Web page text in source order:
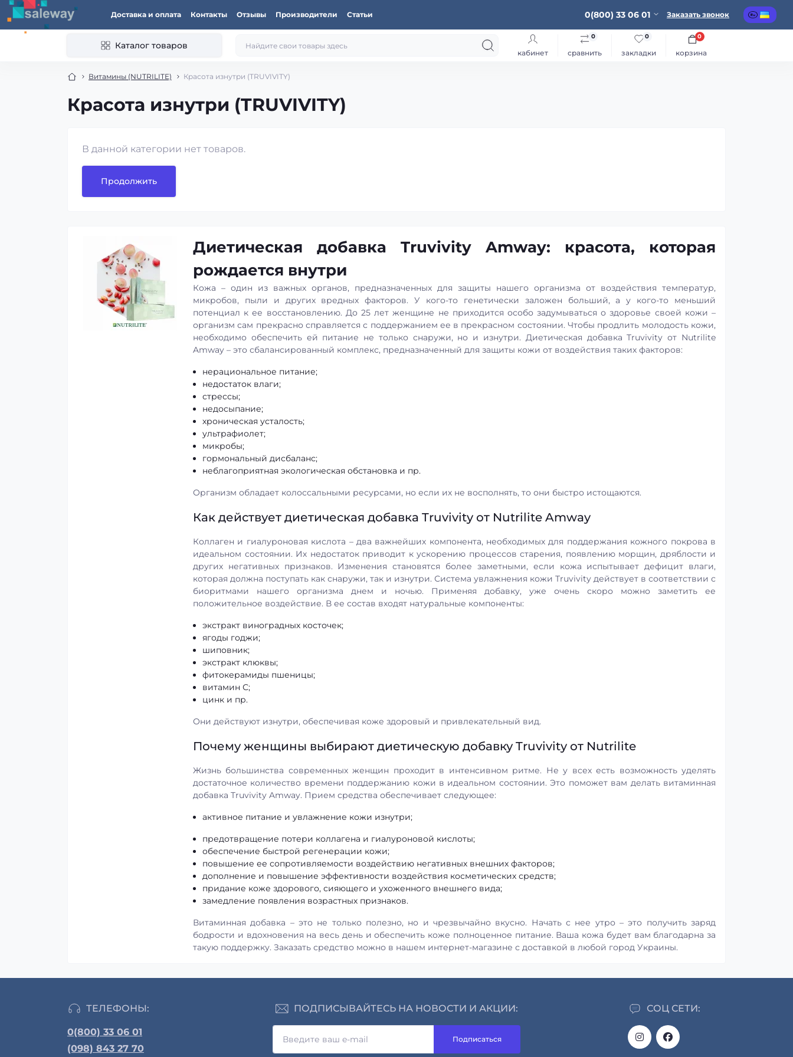
Доставка и оплата Контакты Отзывы Производители Статьи 0(800) 33 06 01 Заказать звонок
Каталог товаров
кабинет сравнить
0
закладки
0
корзина
0
Витамины (NUTRILITE) Красота изнутри (TRUVIVITY)
Красота изнутри (TRUVIVITY)
В данной категории нет товаров.
Продолжить
Диетическая добавка Truvivity Amway: красота, которая
рождается внутри
Кожа – один из важных органов, предназначенных для защиты нашего организма от воздействия температур,
микробов, пыли и других вредных факторов. У кого-то генетически заложен больший, а у кого-то меньший
потенциал к ее восстановлению. До 25 лет женщине не приходится особо задумываться о здоровье своей кожи –
организм сам прекрасно справляется с поддержанием ее в прекрасном состоянии. Чтобы продлить молодость кожи,
необходимо обеспечить ей питание не только снаружи, но и изнутри. Диетическая добавка Truvivity от Nutrilite
Amway – это сбалансированный комплекс, предназначенный для защиты кожи от воздействия таких факторов:
нерациональное питание;
недостаток влаги;
стрессы;
недосыпание;
хроническая усталость;
ультрафиолет;
микробы;
гормональный дисбаланс;
неблагоприятная экологическая обстановка и пр.
Организм обладает колоссальными ресурсами, но если их не восполнять, то они быстро истощаются.
Как действует диетическая добавка Truvivity от Nutrilite Amway
Коллаген и гиалуроновая кислота – два важнейших компонента, необходимых для поддержания кожного покрова в
идеальном состоянии. Их недостаток приводит к ускорению процессов старения, появлению морщин, дряблости и
других негативных признаков. Изменения становятся более заметными, если кожа испытывает дефицит влаги,
которая должна поступать как снаружи, так и изнутри. Система увлажнения кожи Truvivity действует в соответствии с
биоритмами нашего организма днем и ночью. Применяя добавку, уже очень скоро можно заметить ее
положительное воздействие. В ее состав входят натуральные компоненты:
экстракт виноградных косточек;
ягоды годжи;
шиповник;
экстракт клюквы;
фитокерамиды пшеницы;
витамин С;
цинк и пр.
Они действуют изнутри, обеспечивая коже здоровый и привлекательный вид.
Почему женщины выбирают диетическую добавку Truvivity от Nutrilite
Жизнь большинства современных женщин проходит в интенсивном ритме. Не у всех есть возможность уделять
достаточное количество времени поддержанию кожи в идеальном состоянии. Это поможет вам делать витаминная
добавка Truvivity Amway. Прием средства обеспечивает следующее:
активное питание и увлажнение кожи изнутри;
предотвращение потери коллагена и гиалуроновой кислоты;
обеспечение быстрой регенерации кожи;
повышение ее сопротивляемости воздействию негативных внешних факторов;
дополнение и повышение эффективности воздействия косметических средств;
придание коже здорового, сияющего и ухоженного внешнего вида;
замедление появления возрастных признаков.
Витаминная добавка – это не только полезно, но и чрезвычайно вкусно. Начать с нее утро – это получить заряд
бодрости и вдохновения на весь день и обеспечить коже полноценное питание. Ваша кожа будет вам благодарна за
такую поддержку. Заказать средство можно в нашем интернет-магазине с доставкой в любой город Украины.
ТЕЛЕФОНЫ:
0(800) 33 06 01
(098) 843 27 70
СОЦ СЕТИ:
ПОДПИСЫВАЙТЕСЬ НА НОВОСТИ И АКЦИИ:
Подписаться